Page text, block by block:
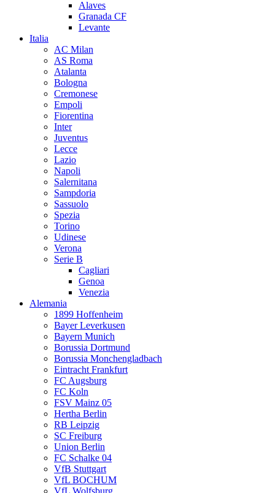
Alaves
Granada CF
Levante
Italia
AC Milan
AS Roma
Atalanta
Bologna
Cremonese
Empoli
Fiorentina
Inter
Juventus
Lecce
Lazio
Napoli
Salernitana
Sampdoria
Sassuolo
Spezia
Torino
Udinese
Verona
Serie B
Cagliari
Genoa
Venezia
Alemania
1899 Hoffenheim
Bayer Leverkusen
Bayern Munich
Borussia Dortmund
Borussia Monchengladbach
Eintracht Frankfurt
FC Augsburg
FC Koln
FSV Mainz 05
Hertha Berlin
RB Leipzig
SC Freiburg
Union Berlin
FC Schalke 04
VfB Stuttgart
VfL BOCHUM
VfL Wolfsburg